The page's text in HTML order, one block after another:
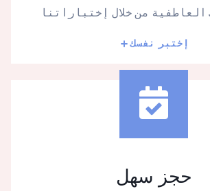
من خلال إختباراتنا
إختبر نفسك
حجز سهل